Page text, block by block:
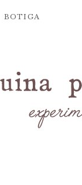
BOTIGA